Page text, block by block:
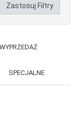
Zastosuj Filtry
WYPRZEDAŻ
SPECJALNE